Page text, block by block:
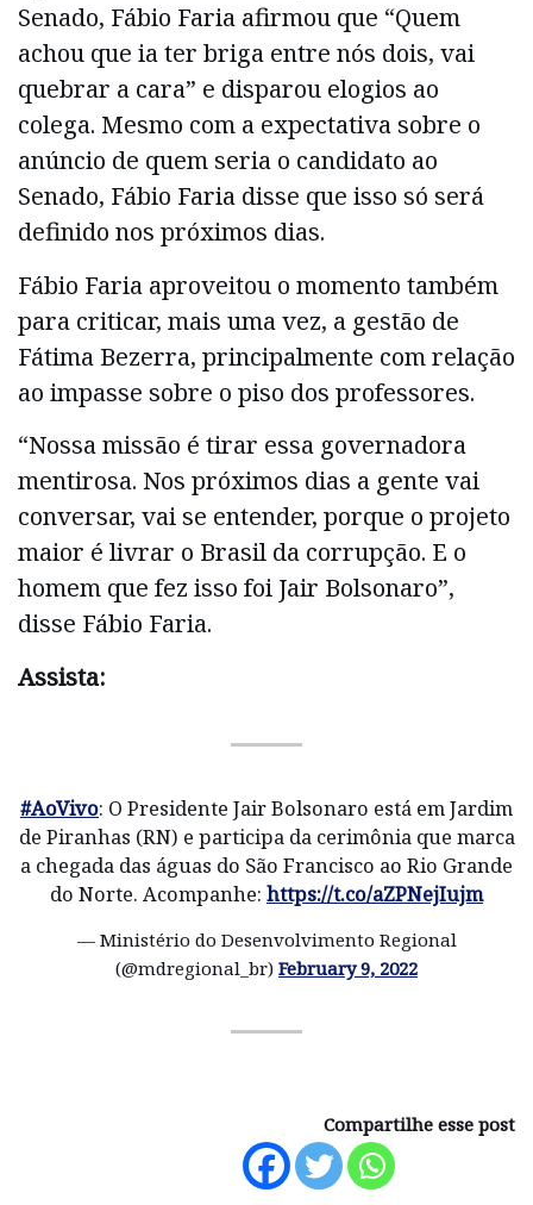
Senado, Fábio Faria afirmou que “Quem
achou que ia ter briga entre nós dois, vai
quebrar a cara” e disparou elogios ao
colega. Mesmo com a expectativa sobre o
anúncio de quem seria o candidato ao
Senado, Fábio Faria disse que isso só será
definido nos próximos dias.
Fábio Faria aproveitou o momento também
para criticar, mais uma vez, a gestão de
Fátima Bezerra, principalmente com relação
ao impasse sobre o piso dos professores.
“Nossa missão é tirar essa governadora
mentirosa. Nos próximos dias a gente vai
conversar, vai se entender, porque o projeto
maior é livrar o Brasil da corrupção. E o
homem que fez isso foi Jair Bolsonaro”,
disse Fábio Faria.
Assista:
#AoVivo: O Presidente Jair Bolsonaro está em Jardim
de Piranhas (RN) e participa da cerimônia que marca
a chegada das águas do São Francisco ao Rio Grande
do Norte. Acompanhe: https://t.co/aZPNejIujm
— Ministério do Desenvolvimento Regional
(@mdregional_br) February 9, 2022
Compartilhe esse post